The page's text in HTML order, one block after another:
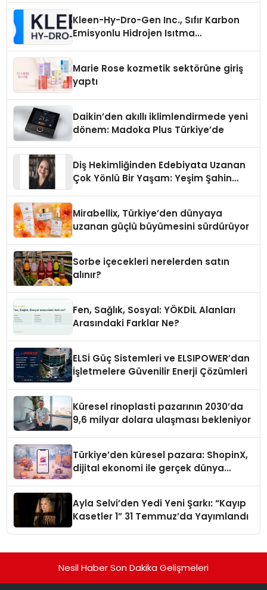
Kleen-Hy-Dro-Gen Inc., Sıfır Karbon
Emisyonlu Hidrojen Isıtma
Marie Rose kozmetik sektörüne giriş
yaptı
Daikin’den akıllı iklimlendirmede yeni
dönem: Madoka Plus Türkiye’de
Diş Hekimliğinden Edebiyata Uzanan
Çok Yönlü Bir Yaşam: Yeşim Şahin
Mirabellix, Türkiye’den dünyaya
uzanan güçlü büyümesini sürdürüyor
Sorbe içecekleri nerelerden satın
alınır?
Fen, Sağlık, Sosyal: YÖKDİL Alanları
Arasındaki Farklar Ne?
ELSİ Güç Sistemleri ve ELSIPOWER’dan
İşletmelere Güvenilir Enerji Çözümleri
Küresel rinoplasti pazarının 2030’da
9,6 milyar dolara ulaşması bekleniyor
Türkiye’den küresel pazara: ShopinX,
dijital ekonomi ile gerçek dünya
Ayla Selvi’den Yedi Yeni Şarkı: “Kayıp
Kasetler 1” 31 Temmuz’da Yayımlandı
Nesil Haber Son Dakika Gelişmeleri